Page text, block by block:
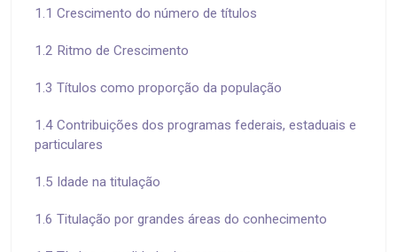
1.1 Crescimento do número de títulos
1.2 Ritmo de Crescimento
1.3 Títulos como proporção da população
1.4 Contribuições dos programas federais, estaduais e
particulares
1.5 Idade na titulação
1.6 Titulação por grandes áreas do conhecimento